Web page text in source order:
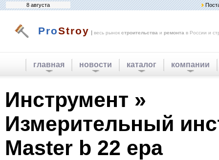
8 августа
ProStroy | весь рынок строительства и ремонта в России и
главная новости каталог компании
Инструмент »
Измерительный
Master b 22 epa